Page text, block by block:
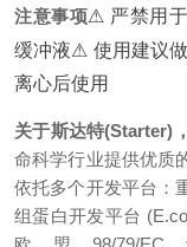
注意事项⚠ 严禁用
缓冲液⚠ 使用建议
离心后使用
关于斯达特(Starter)
命科学行业提供优质
依托多个开发平台：
组蛋白开发平台